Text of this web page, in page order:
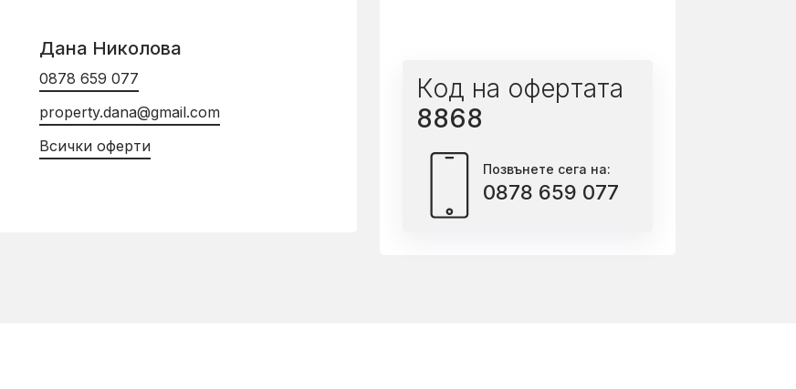
Дана Николова
0878 659 077
property.dana@gmail.com
Всички оферти
Код на офертата
8868
Позвънете сега на:
0878 659 077